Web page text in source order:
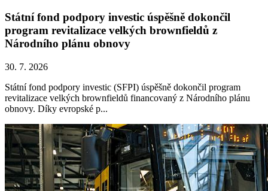
Státní fond podpory investic úspěšně dokončil
program revitalizace velkých brownfieldů z
Národního plánu obnovy
30. 7. 2026
Státní fond podpory investic (SFPI) úspěšně dokončil program
revitalizace velkých brownfieldů financovaný z Národního plánu
obnovy. Díky evropské p...